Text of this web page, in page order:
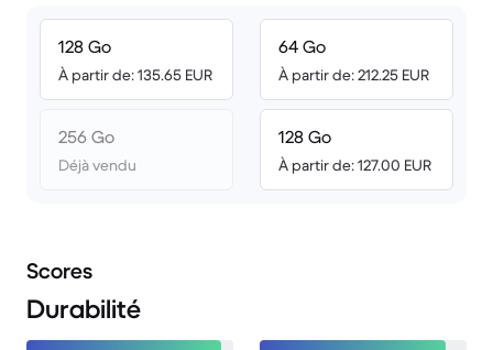
128 Go
À partir de: 135.65 EUR
256 Go
Déjà vendu
64 Go
À partir de: 212.25 EUR
128 Go
À partir de: 127.00 EUR
Scores
Durabilité